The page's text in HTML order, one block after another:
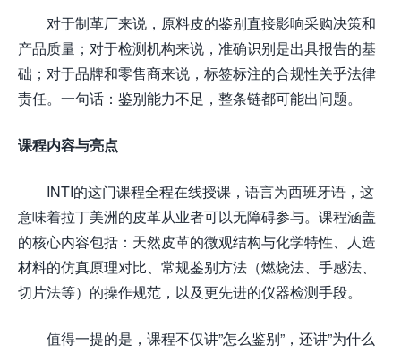
对于制革厂来说，原料皮的鉴别直接影响采购决策和
产品质量；对于检测机构来说，准确识别是出具报告的基
础；对于品牌和零售商来说，标签标注的合规性关乎法律
责任。一句话：鉴别能力不足，整条链都可能出问题。
课程内容与亮点
INTI的这门课程全程在线授课，语言为西班牙语，这
意味着拉丁美洲的皮革从业者可以无障碍参与。课程涵盖
的核心内容包括：天然皮革的微观结构与化学特性、人造
材料的仿真原理对比、常规鉴别方法（燃烧法、手感法、
切片法等）的操作规范，以及更先进的仪器检测手段。
值得一提的是，课程不仅讲”怎么鉴别”，还讲”为什么